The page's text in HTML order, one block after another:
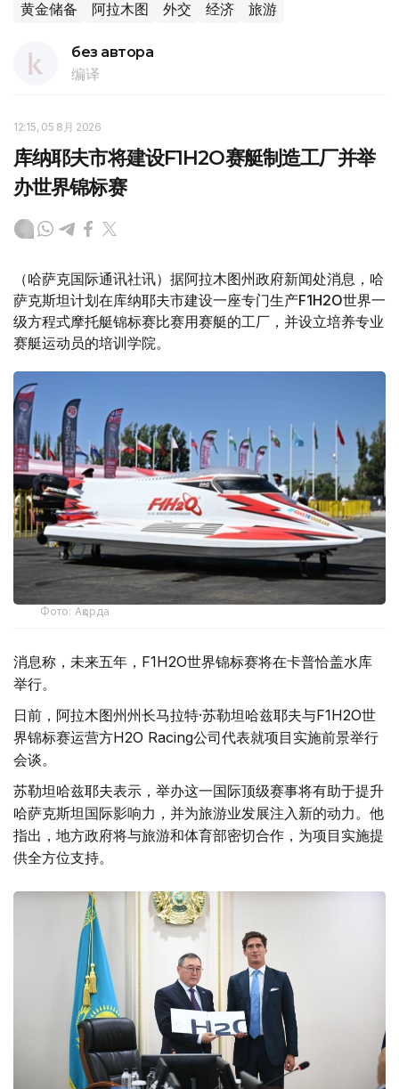
黄金储备 阿拉木图 外交 经济 旅游
без автора
编译
12:15, 05 8月 2026
库纳耶夫市将建设F1H2O赛艇制造工厂并举
办世界锦标赛
（哈萨克国际通讯社讯）据阿拉木图州政府新闻处消息，哈
萨克斯坦计划在库纳耶夫市建设一座专门生产F1H2O世界一
级方程式摩托艇锦标赛比赛用赛艇的工厂，并设立培养专业
赛艇运动员的培训学院。
Фото: Ақорда
消息称，未来五年，F1H2O世界锦标赛将在卡普恰盖水库
举行。
日前，阿拉木图州州长马拉特·苏勒坦哈兹耶夫与F1H2O世
界锦标赛运营方H2O Racing公司代表就项目实施前景举行
会谈。
苏勒坦哈兹耶夫表示，举办这一国际顶级赛事将有助于提升
哈萨克斯坦国际影响力，并为旅游业发展注入新的动力。他
指出，地方政府将与旅游和体育部密切合作，为项目实施提
供全方位支持。